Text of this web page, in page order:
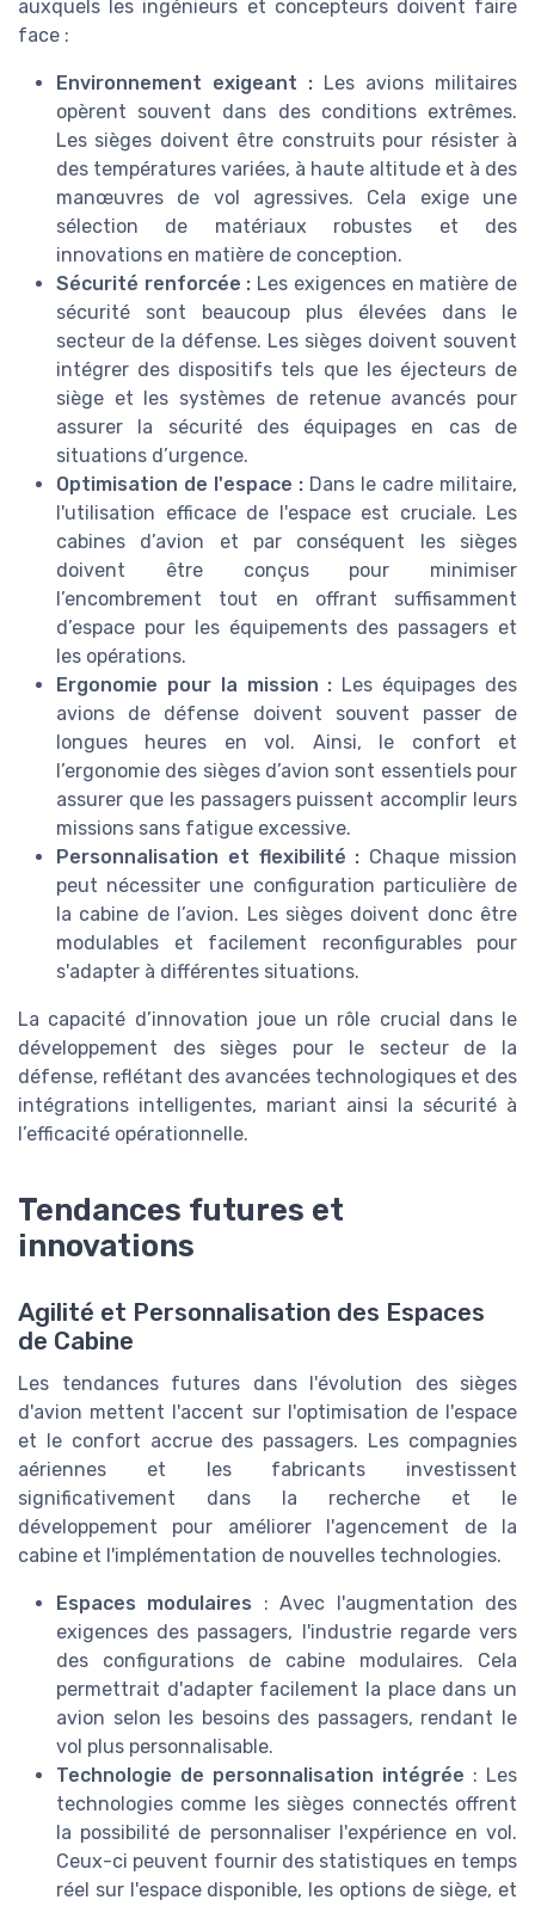
auxquels les ingénieurs et concepteurs doivent faire
face :
Environnement exigeant : Les avions militaires
opèrent souvent dans des conditions extrêmes.
Les sièges doivent être construits pour résister à
des températures variées, à haute altitude et à des
manœuvres de vol agressives. Cela exige une
sélection de matériaux robustes et des
innovations en matière de conception.
Sécurité renforcée : Les exigences en matière de
sécurité sont beaucoup plus élevées dans le
secteur de la défense. Les sièges doivent souvent
intégrer des dispositifs tels que les éjecteurs de
siège et les systèmes de retenue avancés pour
assurer la sécurité des équipages en cas de
situations d’urgence.
Optimisation de l'espace : Dans le cadre militaire,
l'utilisation efficace de l'espace est cruciale. Les
cabines d’avion et par conséquent les sièges
doivent être conçus pour minimiser
l’encombrement tout en offrant suffisamment
d’espace pour les équipements des passagers et
les opérations.
Ergonomie pour la mission : Les équipages des
avions de défense doivent souvent passer de
longues heures en vol. Ainsi, le confort et
l’ergonomie des sièges d’avion sont essentiels pour
assurer que les passagers puissent accomplir leurs
missions sans fatigue excessive.
Personnalisation et flexibilité : Chaque mission
peut nécessiter une configuration particulière de
la cabine de l’avion. Les sièges doivent donc être
modulables et facilement reconfigurables pour
s'adapter à différentes situations.
La capacité d’innovation joue un rôle crucial dans le
développement des sièges pour le secteur de la
défense, reflétant des avancées technologiques et des
intégrations intelligentes, mariant ainsi la sécurité à
l’efficacité opérationnelle.
Tendances futures et
innovations
Agilité et Personnalisation des Espaces
de Cabine
Les tendances futures dans l'évolution des sièges
d'avion mettent l'accent sur l'optimisation de l'espace
et le confort accrue des passagers. Les compagnies
aériennes et les fabricants investissent
significativement dans la recherche et le
développement pour améliorer l'agencement de la
cabine et l'implémentation de nouvelles technologies.
Espaces modulaires : Avec l'augmentation des
exigences des passagers, l'industrie regarde vers
des configurations de cabine modulaires. Cela
permettrait d'adapter facilement la place dans un
avion selon les besoins des passagers, rendant le
vol plus personnalisable.
Technologie de personnalisation intégrée : Les
technologies comme les sièges connectés offrent
la possibilité de personnaliser l'expérience en vol.
Ceux-ci peuvent fournir des statistiques en temps
réel sur l'espace disponible, les options de siège, et